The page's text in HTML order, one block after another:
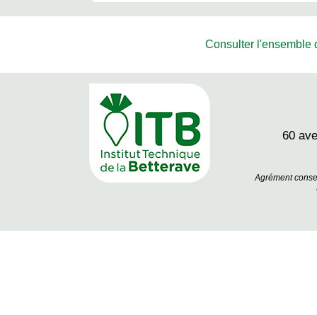
Consulter l'ensemble
60
Agrément